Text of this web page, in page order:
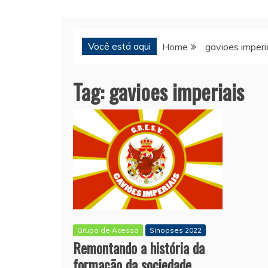
Você está aqui Home gavioes
Tag:gavioes imperiais
Grupo de Acesso Sinopses 2022
Remontando a história da